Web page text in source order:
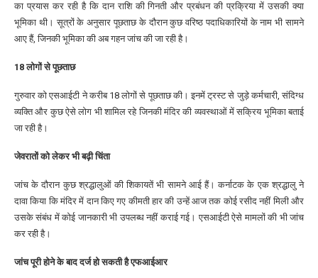
का प्रयास कर रही है कि दान राशि की गिनती और प्रबंधन की प्रक्रिया में उसकी क्या
भूमिका थी। सूत्रों के अनुसार पूछताछ के दौरान कुछ वरिष्ठ पदाधिकारियों के नाम भी सामने
आए हैं, जिनकी भूमिका की अब गहन जांच की जा रही है।
18 लोगों से पूछताछ
गुरुवार को एसआईटी ने करीब 18 लोगों से पूछताछ की। इनमें ट्रस्ट से जुड़े कर्मचारी, संदिग्ध
व्यक्ति और कुछ ऐसे लोग भी शामिल रहे जिनकी मंदिर की व्यवस्थाओं में सक्रिय भूमिका बताई
जा रही है।
जेवरातों को लेकर भी बढ़ी चिंता
जांच के दौरान कुछ श्रद्धालुओं की शिकायतें भी सामने आई हैं। कर्नाटक के एक श्रद्धालु ने
दावा किया कि मंदिर में दान किए गए कीमती हार की उन्हें आज तक कोई रसीद नहीं मिली और
उसके संबंध में कोई जानकारी भी उपलब्ध नहीं कराई गई। एसआईटी ऐसे मामलों की भी जांच
कर रही है।
जांच पूरी होने के बाद दर्ज हो सकती है एफआईआर